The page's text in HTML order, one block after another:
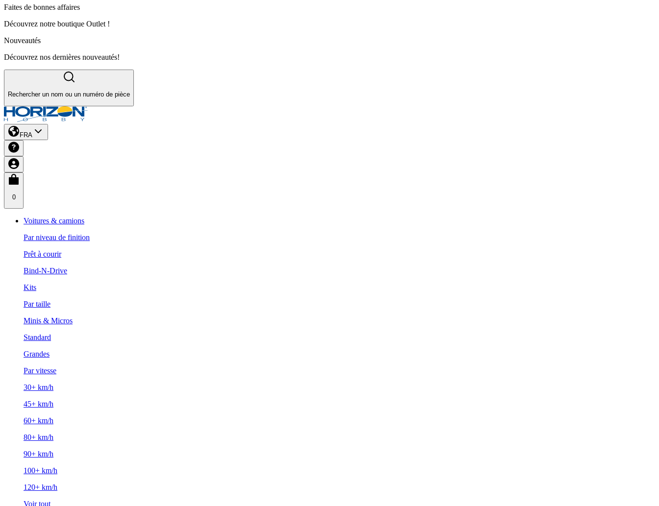
Faites de bonnes affaires
Découvrez notre boutique Outlet !
Nouveautés
Découvrez nos dernières nouveautés!
Rechercher un nom ou un numéro de pièce
FRA
0
Voitures & camions
Par niveau de finition
Prêt à courir
Bind-N-Drive
Kits
Par taille
Minis & Micros
Standard
Grandes
Par vitesse
30+ km/h
45+ km/h
60+ km/h
80+ km/h
90+ km/h
100+ km/h
120+ km/h
Voir tout